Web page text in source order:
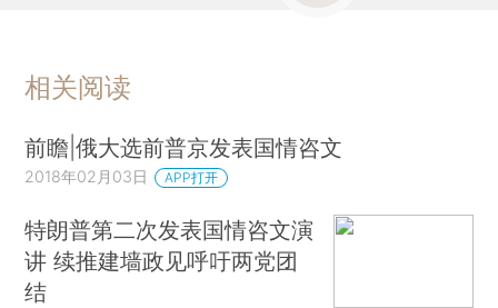
相关阅读
前瞻|俄大选前普京发表国情咨文
2018年02月03日 APP打开
特朗普第二次发表国情咨文演
讲 续推建墙政见呼吁两党团
结